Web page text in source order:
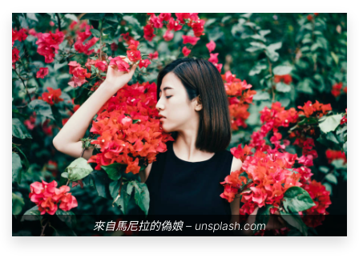
來自馬尼拉的偽娘 – unsplash.com